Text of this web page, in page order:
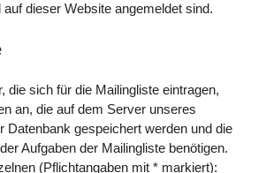
auf dieser Website angemeldet sind.
die sich für die Mailingliste eintragen,
an, die auf dem Server unseres
Datenbank gespeichert werden und die
Aufgaben der Mailingliste benötigen.
(Pflichtangaben mit * markiert):